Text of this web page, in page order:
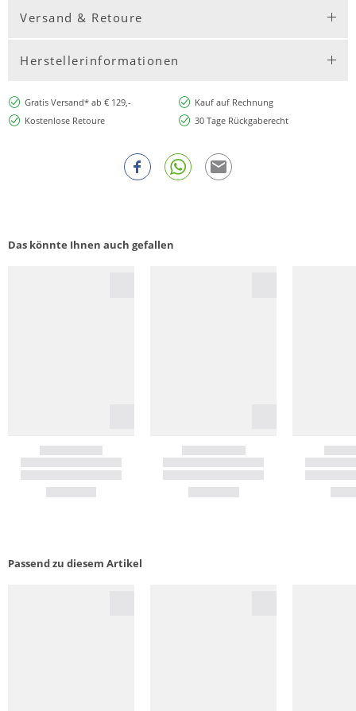
Versand & Retoure
Herstellerinformationen
Gratis Versand* ab € 129,-
Kauf auf Rechnung
Kostenlose Retoure
30 Tage Rückgaberecht
Das könnte Ihnen auch gefallen
Passend zu diesem Artikel